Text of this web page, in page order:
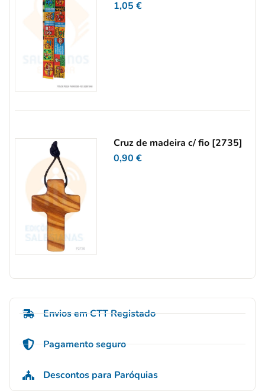
1,05€
Cruz de madeira c/ fio [2735]
0,90€
Envios em CTT Registado
Pagamento seguro
Descontos para Paróquias